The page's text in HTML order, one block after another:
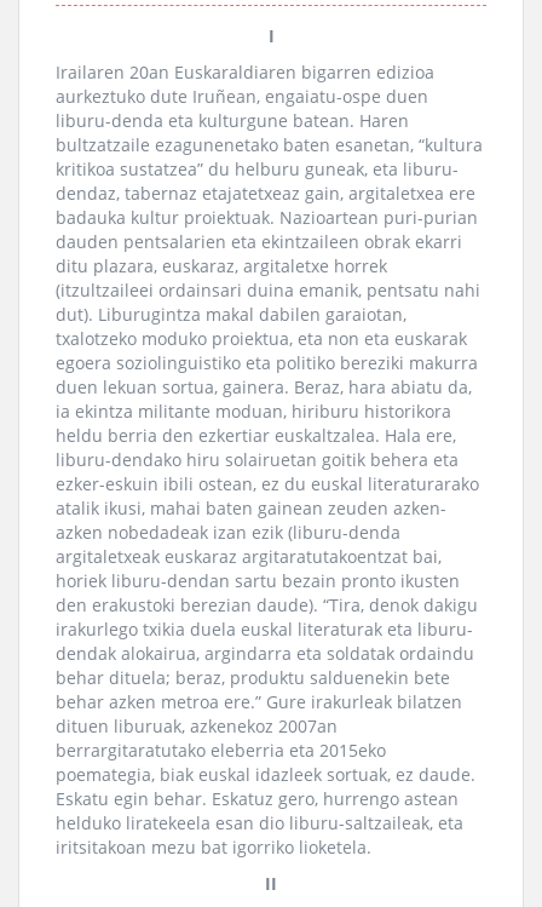
I
Irailaren 20an Euskaraldiaren bigarren edizioa
aurkeztuko dute Iruñean, engaiatu-ospe duen
liburu-denda eta kulturgune batean. Haren
bultzatzaile ezagunenetako baten esanetan, “kultura
kritikoa sustatzea” du helburu guneak, eta liburu-
dendaz, tabernaz etajatetxeaz gain, argitaletxea ere
badauka kultur proiektuak. Nazioartean puri-purian
dauden pentsalarien eta ekintzaileen obrak ekarri
ditu plazara, euskaraz, argitaletxe horrek
(itzultzaileei ordainsari duina emanik, pentsatu nahi
dut). Liburugintza makal dabilen garaiotan,
txalotzeko moduko proiektua, eta non eta euskarak
egoera soziolinguistiko eta politiko bereziki makurra
duen lekuan sortua, gainera. Beraz, hara abiatu da,
ia ekintza militante moduan, hiriburu historikora
heldu berria den ezkertiar euskaltzalea. Hala ere,
liburu-dendako hiru solairuetan goitik behera eta
ezker-eskuin ibili ostean, ez du euskal literaturarako
atalik ikusi, mahai baten gainean zeuden azken-
azken nobedadeak izan ezik (liburu-denda
argitaletxeak euskaraz argitaratutakoentzat bai,
horiek liburu-dendan sartu bezain pronto ikusten
den erakustoki berezian daude). “Tira, denok dakigu
irakurlego txikia duela euskal literaturak eta liburu-
dendak alokairua, argindarra eta soldatak ordaindu
behar dituela; beraz, produktu salduenekin bete
behar azken metroa ere.” Gure irakurleak bilatzen
dituen liburuak, azkenekoz 2007an
berrargitaratutako eleberria eta 2015eko
poemategia, biak euskal idazleek sortuak, ez daude.
Eskatu egin behar. Eskatuz gero, hurrengo astean
helduko liratekeela esan dio liburu-saltzaileak, eta
iritsitakoan mezu bat igorriko lioketela.
II